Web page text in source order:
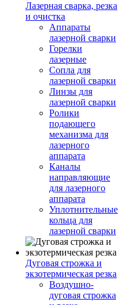
Лазерная сварка, резка
и очистка
Аппараты
лазерной сварки
Горелки
лазерные
Сопла для
лазерной сварки
Линзы для
лазерной сварки
Ролики
подающего
механизма для
лазерного
аппарата
Каналы
направляющие
для лазерного
аппарата
Уплотнительные
кольца для
лазерной сварки
Дуговая строжка и
экзотермическая резка
Воздушно-
дуговая строжка